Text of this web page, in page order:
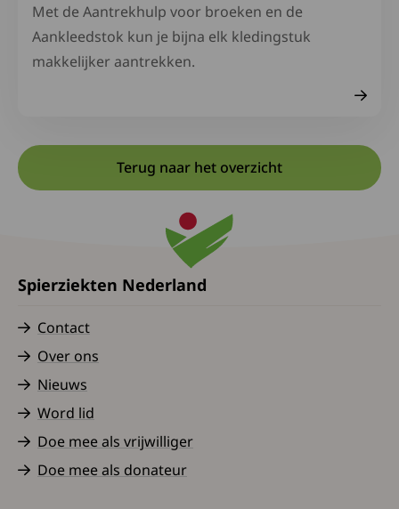
Met de Aantrekhulp voor broeken en de
Aankleedstok kun je bijna elk kledingstuk
makkelijker aantrekken.
Terug naar het overzicht
Spierziekten Nederland
Contact
Over ons
Nieuws
Word lid
Doe mee als vrijwilliger
Doe mee als donateur